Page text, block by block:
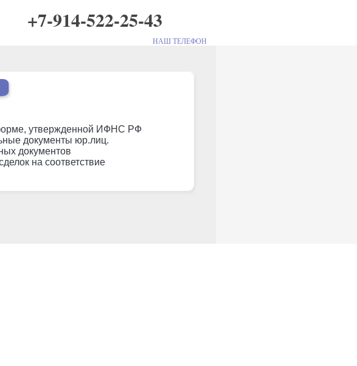
+7-914-522-25-43
НАШ ТЕЛЕФОН
форме, утвержденной ИФНС РФ
документы юр.лиц.
документов
на соответствие